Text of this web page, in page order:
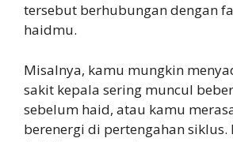
tersebut berhubungan dengan
haidmu.
Misalnya, kamu mungkin
sakit kepala sering muncul
sebelum haid, atau kamu
berenergi di pertengahan